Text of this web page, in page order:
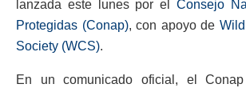
lanzada este lunes por el Consejo
Protegidas (Conap), con apoyo de
Society (WCS).
En un comunicado oficial, el